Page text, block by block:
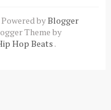
Powered byBlogger
Theme by
Hop Beats .